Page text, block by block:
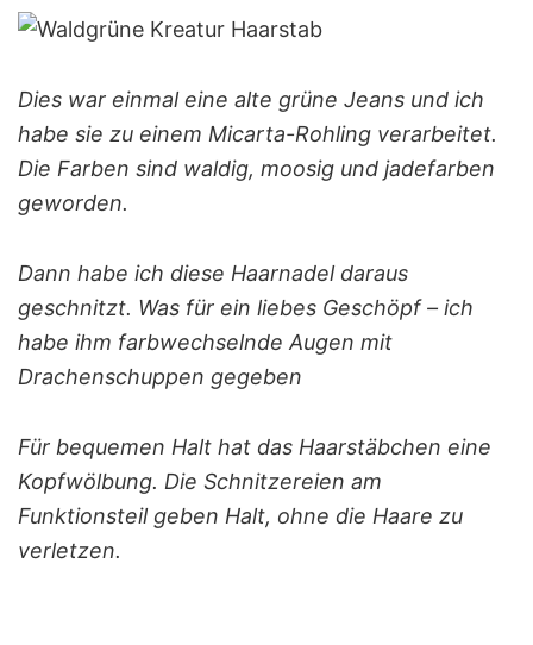
Dies war einmal eine alte grüne Jeans und ich
habe sie zu einem Micarta-Rohling verarbeitet.
Die Farben sind waldig, moosig und jadefarben
geworden.
Dann habe ich diese Haarnadel daraus
geschnitzt. Was für ein liebes Geschöpf – ich
habe ihm farbwechselnde Augen mit
Drachenschuppen gegeben
Für bequemen Halt hat das Haarstäbchen eine
Kopfwölbung. Die Schnitzereien am
Funktionsteil geben Halt, ohne die Haare zu
verletzen.